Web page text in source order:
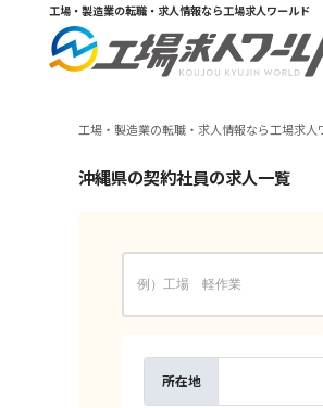
工場・製造業の転職・求人情報なら工場求人ワールド
工場・製造業の転職・求人情報なら工場求人
沖縄県の契約社員の求人一覧
所在地